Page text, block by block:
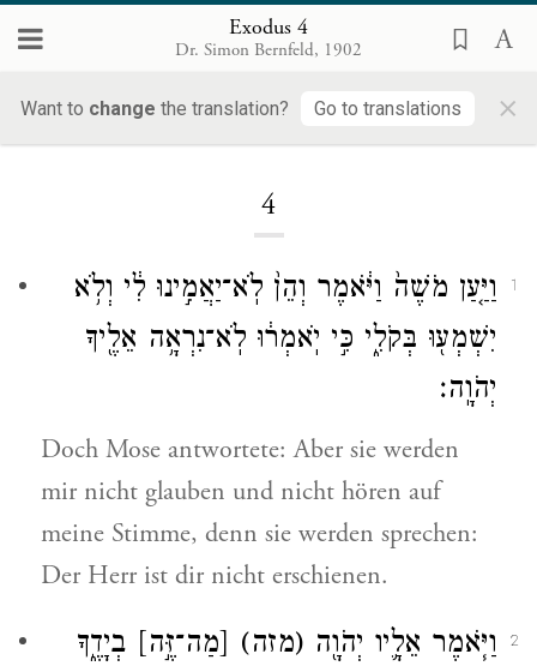
Exodus 4
Dr. Simon Bernfeld, 1902
Want to change the translation? Go to translations ×
4
1
וַיַּ֤עַן מֹשֶׁה֙ וַיֹּ֔אמֶר וְהֵן֙ לֹֽא־יַאֲמִ֣ינוּ לִ֔י וְלֹ֥א
יִשְׁמְע֖וּ בְּקֹלִ֑י כִּ֣י יֹֽאמְר֔וּ לֹֽא־נִרְאָ֥ה אֵלֶ֖יךָ
יְהֹוָֽה׃
Doch Mose antwortete: Aber sie werden
mir nicht glauben und nicht hören auf
meine Stimme, denn sie werden sprechen:
Der Herr ist dir nicht erschienen.
2 וַיֹּ֧אמֶר אֵלָ֛יו יְהֹוָ֖ה (מזה) [מַה־זֶּ֣ה] בְיָדֶ֑ךָ